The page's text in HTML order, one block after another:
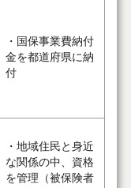
・国保事業費納付
金を都道府県に納
付
・地域住民と身近
な関係の中、資格
を管理（被保険者